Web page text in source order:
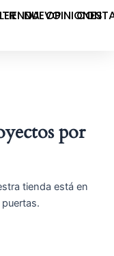
TIENDANUEVOOPINIONES
por
tienda está en